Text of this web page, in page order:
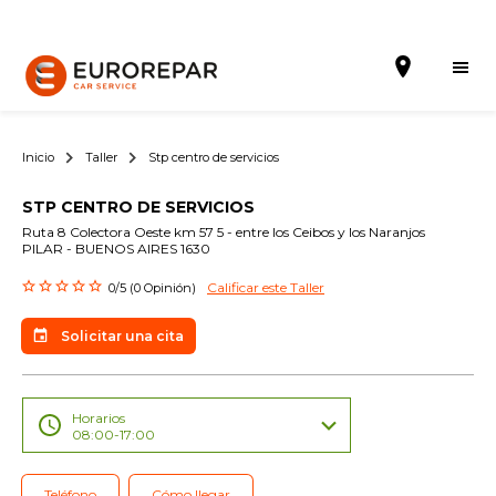
Solicitar una cita
La Marca
Gama Eurorepar
Nuestra Actualidad
Promociones
Inicio Taller Stp centro de servicios
STP CENTRO DE SERVICIOS
Ruta 8 Colectora Oeste km 57 5 - entre los Ceibos y los Naranjos
PILAR - BUENOS AIRES 1630
0/5 (0 Opinión) Calificar este Taller
Solicitar una cita
Horarios
08:00-17:00